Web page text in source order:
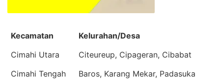
Kecamatan
Kelurahan/Desa
Cimahi Utara
Citeureup, Cipageran, Cibabat
Cimahi Tengah
Baros, Karang Mekar, Padasuka